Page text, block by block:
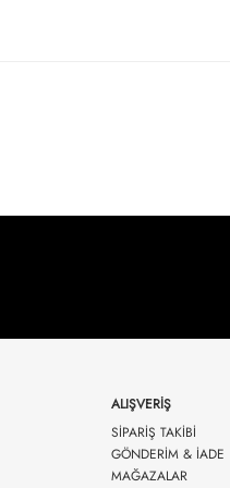
ALIŞVERİŞ
SİPARİŞ TAKİBİ
GÖNDERİM & İADE
MAĞAZALAR